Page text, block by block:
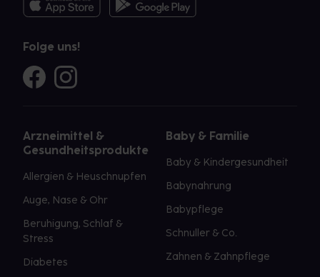
Folge uns!
Arzneimittel &
Gesundheitsprodukte
Allergien & Heuschnupfen
Auge, Nase & Ohr
Beruhigung, Schlaf &
Stress
Diabetes
Baby & Familie
Baby & Kindergesundheit
Babynahrung
Babypflege
Schnuller & Co.
Zahnen & Zahnpflege